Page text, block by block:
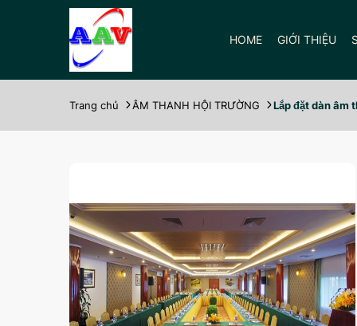
HOME GIỚI THIỆU
Trang chủ ÂM THANH HỘI TRƯỜNG Lắp đặt dàn âm